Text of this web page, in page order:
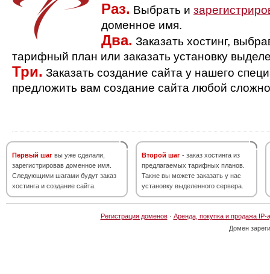
Раз. Выбрать и
доменное имя.
Два. Заказать хостинг,
тарифный план или заказать установку
Три. Заказать создание сайта у нашего
предложить вам создание сайта любой
Первый шаг вы уже сделали,
зарегистрировав доменное имя.
Следующими шагами будут заказ
хостинга и создание сайта.
Второй шаг - заказ хостинга из
предлагаемых тарифных планов.
Также вы можете заказать у нас
установку выделенного сервера.
Регистрация доменов· Аренда, покупка и продажа IP-
Домен